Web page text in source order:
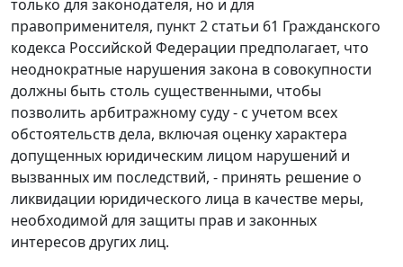
только для законодателя, но и для
правоприменителя, пункт 2 статьи 61 Гражданского
кодекса Российской Федерации предполагает, что
неоднократные нарушения закона в совокупности
должны быть столь существенными, чтобы
позволить арбитражному суду - с учетом всех
обстоятельств дела, включая оценку характера
допущенных юридическим лицом нарушений и
вызванных им последствий, - принять решение о
ликвидации юридического лица в качестве меры,
необходимой для защиты прав и законных
интересов других лиц.